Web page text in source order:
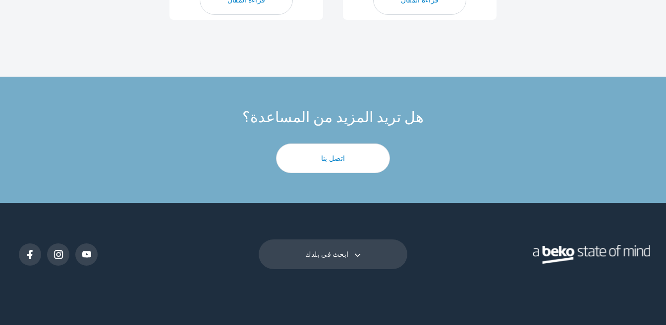
هل تريد المزيد من المساعدة؟
اتصل بنا
ابحث في بلدك